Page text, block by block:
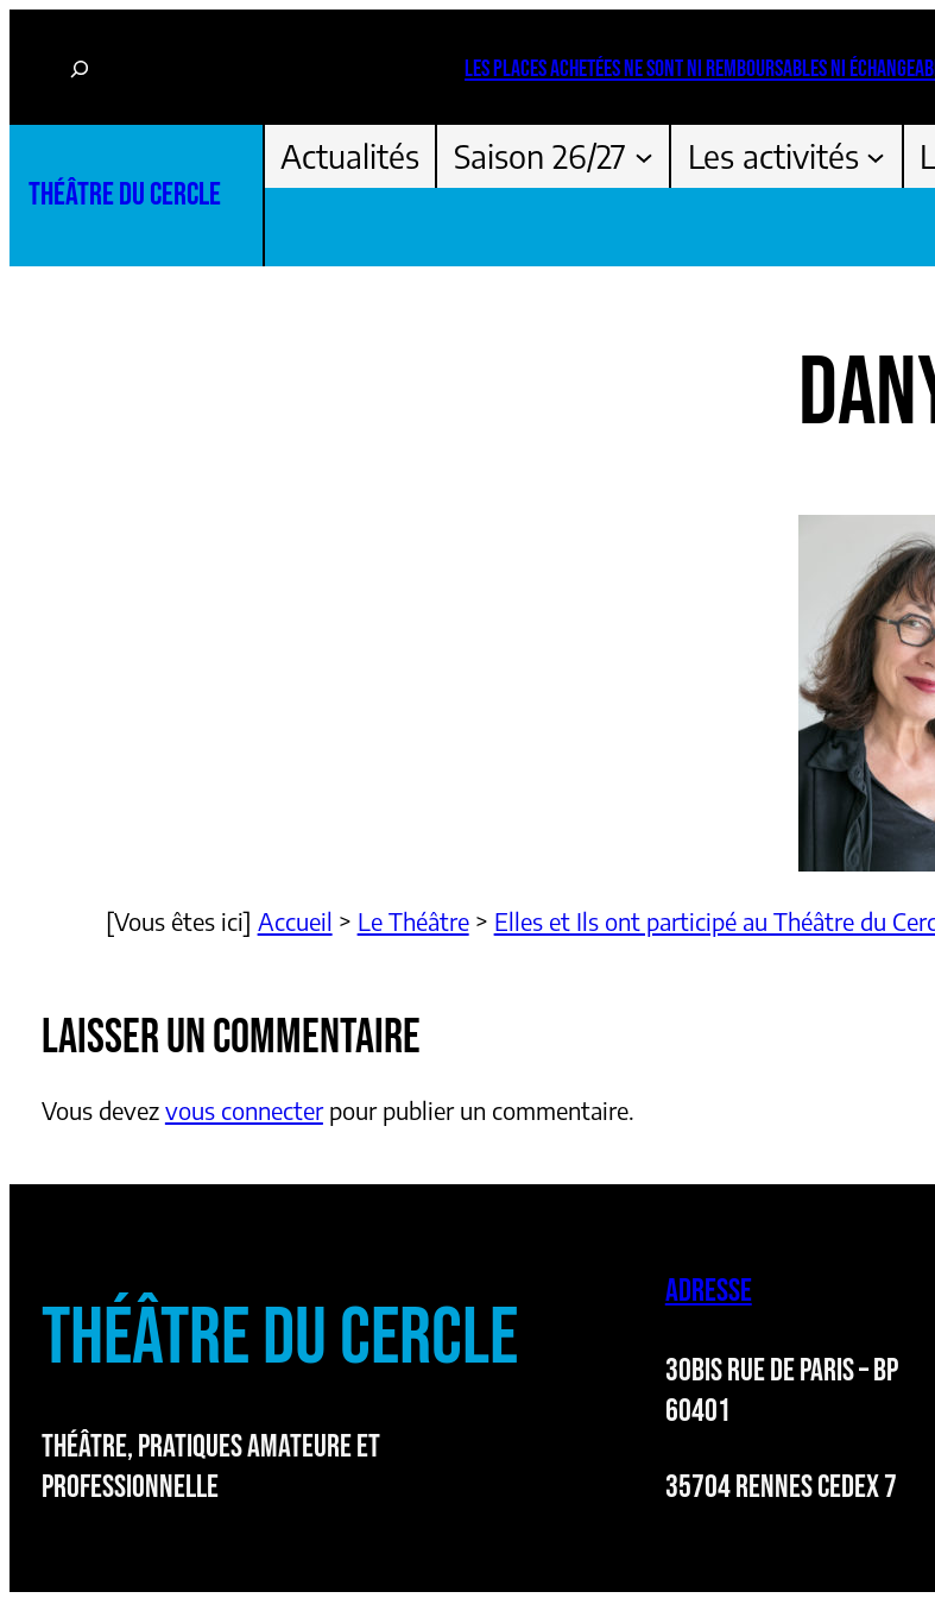
Rechercher LES PLACES ACHETÉES NE SONT NI REMBOURSABLES NI
THÉÂTRE DU CERCLE
Actualités Saison 26/27 Les activités
[Vous êtes ici] Accueil > Le Théâtre> Elles et Ils ont participé au Théâtre du
LAISSER UN COMMENTAIRE
Vous devez vous connecterpour publier un commentaire.
THÉÂTRE DU CERCLE
THÉÂTRE, PRATIQUES AMATEURE ET
PROFESSIONNELLE
ADRESSE
30BIS RUE DE PARIS – BP
60401
35704 RENNES CEDEX 7